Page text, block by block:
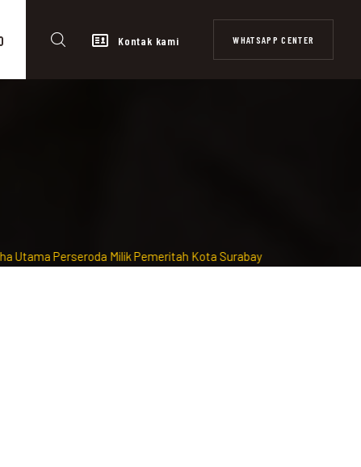
Kontak kami WHATSAPP CENTER
Milik Pemeritah Kota Surabaya diawasi dan Terdaftar di